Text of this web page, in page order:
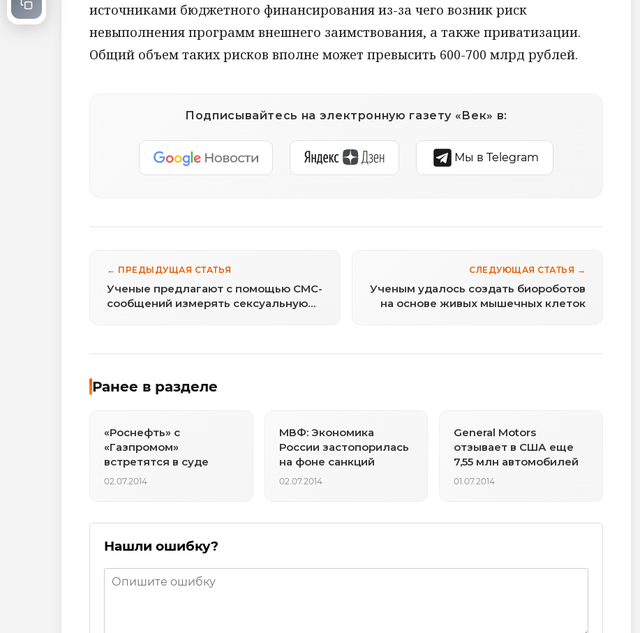
источниками бюджетного финансирования из-за чего возник риск
невыполнения программ внешнего заимствования, а также приватизации.
Общий объем таких рисков вполне может превысить 600-700 млрд рублей.
Подписывайтесь на электронную газету «Век» в:
Мы в Telegram
← ПРЕДЫДУЩАЯ СТАТЬЯ
Ученые предлагают с помощью СМС-
сообщений измерять сексуальную
СЛЕДУЮЩАЯ СТАТЬЯ →
Ученым удалось создать биороботов
на основе живых мышечных клеток
Ранее в разделе
«Роснефть» с
«Газпромом»
встретятся в суде
02.07.2014
МВФ: Экономика
России застопорилась
на фоне санкций
02.07.2014
General Motors
отзывает в США еще
7,55 млн автомобилей
01.07.2014
Нашли ошибку?